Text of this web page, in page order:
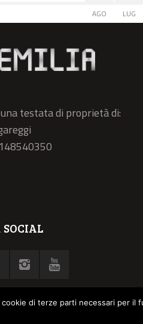
AGO
LUG
testata di proprietà di:
SOCIAL
di terze parti necessari per